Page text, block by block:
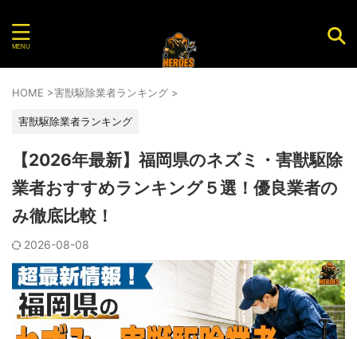
HOME >害獣駆除業者ランキング >
害獣駆除業者ランキング
【2026年最新】福岡県のネズミ・害獣駆除
業者おすすめランキング５選！優良業者の
み徹底比較！
2026-08-08